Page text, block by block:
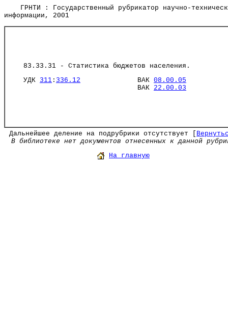
ГРНТИ : Государственный рубрикатор научно-
информации, 2001
83.33.31 - Статистика бюджетов населения.
УДК 311 : 336.12 ВАК 08.00.05
ВАК 22.00.03
Дальнейшее деление на подрубрики отсутствует [
В библиотеке нет документов отнесенных к данной
На главную